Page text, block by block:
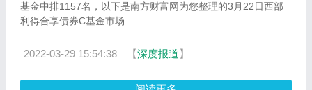
基金中排1157名，以下是南方财富网为您整理的3月22日西部
利得合享债券C基金市场
2022-03-29 15:54:38 【深度报道】